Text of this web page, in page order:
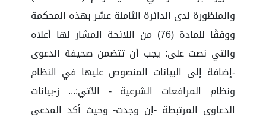
والمنظورة لدى الدائرة الثامنة عشر بهذه المحكمة
ووفقًا للمادة (76) من اللائحة المشار لها أعلاه
والتي نصت على: يجب أن تتضمن صحيفة الدعوى
-إضافة إلى البيانات المنصوص عليها في النظام
ونظام المرافعات الشرعية - الآتي:... ز-بيانات
الدعاوى المرتبطة -إن وجدت- وحيث أكد المدعي